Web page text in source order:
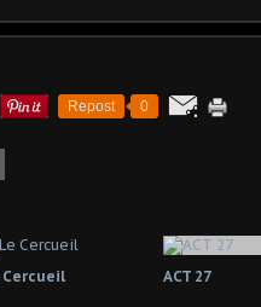
Repost 0
Cercueil ACT 27